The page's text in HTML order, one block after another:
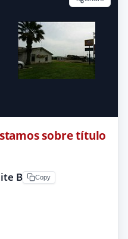
sobre título
B
Copy